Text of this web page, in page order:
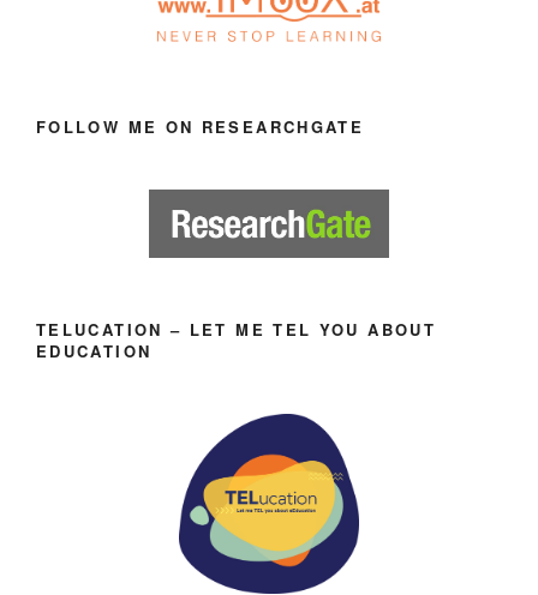
FOLLOW ME ON RESEARCHGATE
TELUCATION – LET ME TEL YOU ABOUT
EDUCATION